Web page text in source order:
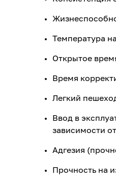
Температура
Открытое
Время
Легкий
Ввод в
зависимости
Адгезия
Прочность на